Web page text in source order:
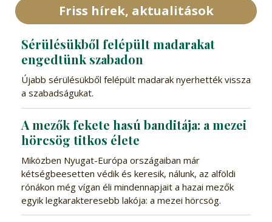
Friss hírek, aktualitások
Sérülésükből felépült madarakat
engedtünk szabadon
Újabb sérülésükből felépült madarak nyerhették vissza
a szabadságukat.
A mezők fekete hasú banditája: a mezei
hörcsög titkos élete
Miközben Nyugat-Európa országaiban már
kétségbeesetten védik és keresik, nálunk, az alföldi
rónákon még vígan éli mindennapjait a hazai mezők
egyik legkarakteresebb lakója: a mezei hörcsög.